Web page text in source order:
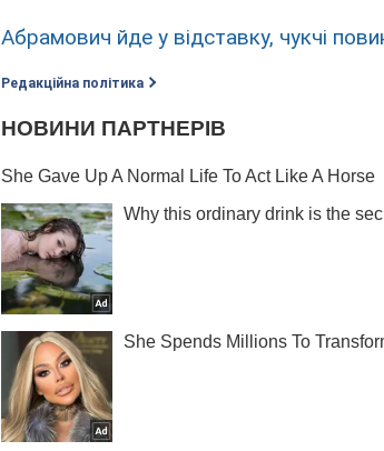
Абрамович йде у відставку, чукчі
Редакційна політика